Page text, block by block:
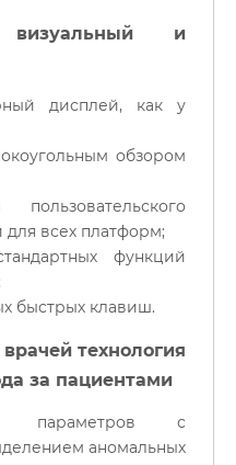
визуальный и
дисплей, как у
обзором
всех платформ;
функций
быстрых клавиш.
технология
за пациентами
параметров с
аномальных